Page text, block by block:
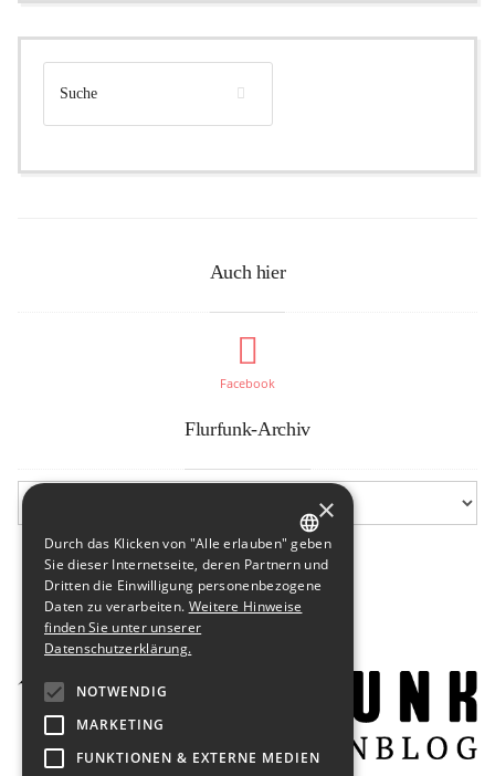
Auch hier
Facebook
Flurfunk-Archiv
GERMAN
ENGLISH
×
Durch das Klicken von "Alle erlauben" geben
Sie dieser Internetseite, deren Partnern und
Dritten die Einwilligung personenbezogene
Daten zu verarbeiten. Weitere Hinweise
finden Sie unter unserer
Datenschutzerklärung.
NOTWENDIG
MARKETING
FUNKTIONEN & EXTERNE MEDIEN